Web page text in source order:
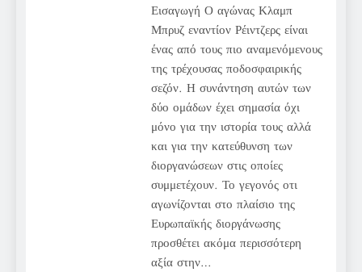
Εισαγωγή Ο αγώνας Κλαμπ
Μπρυζ εναντίον Ρέιντζερς είναι
ένας από τους πιο αναμενόμενους
της τρέχουσας ποδοσφαιρικής
σεζόν. Η συνάντηση αυτών των
δύο ομάδων έχει σημασία όχι
μόνο για την ιστορία τους αλλά
και για την κατεύθυνση των
διοργανώσεων στις οποίες
συμμετέχουν. Το γεγονός οτι
αγωνίζονται στο πλαίσιο της
Ευρωπαϊκής διοργάνωσης
προσθέτει ακόμα περισσότερη
αξία στην…